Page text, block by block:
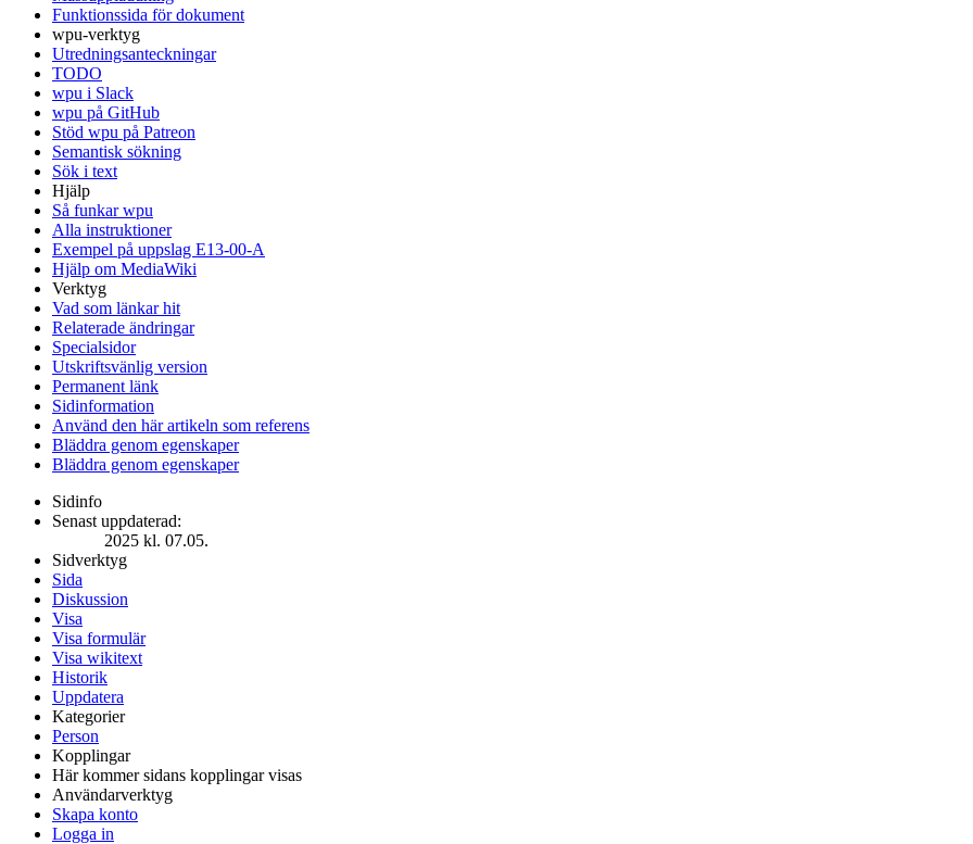
Funktionssida för dokument
wpu-verktyg
Utredningsanteckningar
TODO
wpu i Slack
wpu på GitHub
Stöd wpu på Patreon
Semantisk sökning
Sök i text
Hjälp
Så funkar wpu
Alla instruktioner
Exempel på uppslag E13-00-A
Hjälp om MediaWiki
Verktyg
Vad som länkar hit
Relaterade ändringar
Specialsidor
Utskriftsvänlig version
Permanent länk
Sidinformation
Använd den här artikeln som referens
Bläddra genom egenskaper
Bläddra genom egenskaper
Sidinfo
Senast uppdaterad:
2025 kl. 07.05.
Sidverktyg
Sida
Diskussion
Visa
Visa formulär
Visa wikitext
Historik
Uppdatera
Kategorier
Person
Kopplingar
Här kommer sidans kopplingar visas
Användarverktyg
Skapa konto
Logga in